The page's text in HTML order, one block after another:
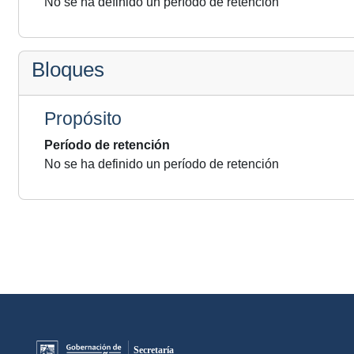
Bloques
Propósito
Período de retención
No se ha definido un período de retención